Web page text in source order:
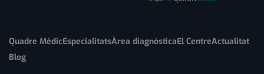
Quadre MèdicEspecialitatsÀrea diagnòsticaEl CentreActualitat
Blog